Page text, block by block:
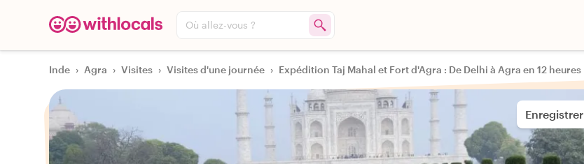
Où allez-vous ?
Inde › Agra › Visites › Visites d'une journée › Expédition Taj Mahal et Fort d'Agra : De Delhi à Agra en 12 heures
Enregistrer